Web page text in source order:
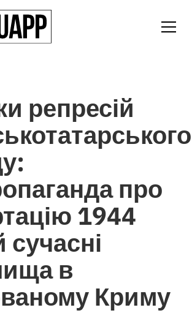
репресій
про
1944
сучасні
в
Криму